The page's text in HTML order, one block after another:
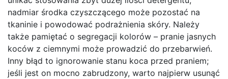
nadmiar środka czyszczącego może pozostać na
tkaninie i powodować podrażnienia skóry. Należy
także pamiętać o segregacji kolorów – pranie jasnych
koców z ciemnymi może prowadzić do przebarwień.
Inny błąd to ignorowanie stanu koca przed praniem;
jeśli jest on mocno zabrudzony, warto najpierw usunąć